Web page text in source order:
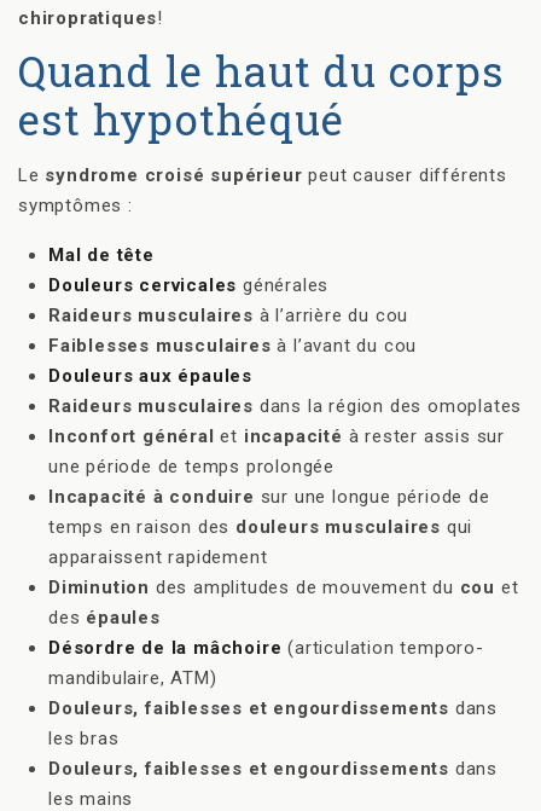
chiropratiques!
Quand le haut du corps
est hypothéqué
Le syndrome croisé supérieur peut causer différents
symptômes :
Mal de tête
Douleurs cervicales générales
Raideurs musculaires à l’arrière du cou
Faiblesses musculaires à l’avant du cou
Douleurs aux épaules
Raideurs musculaires dans la région des omoplates
Inconfort général et incapacité à rester assis sur
une période de temps prolongée
Incapacité à conduire sur une longue période de
temps en raison des douleurs musculaires qui
apparaissent rapidement
Diminution des amplitudes de mouvement du cou et
des épaules
Désordre de la mâchoire (articulation temporo-
mandibulaire, ATM)
Douleurs, faiblesses et engourdissements dans
les bras
Douleurs, faiblesses et engourdissements dans
les mains